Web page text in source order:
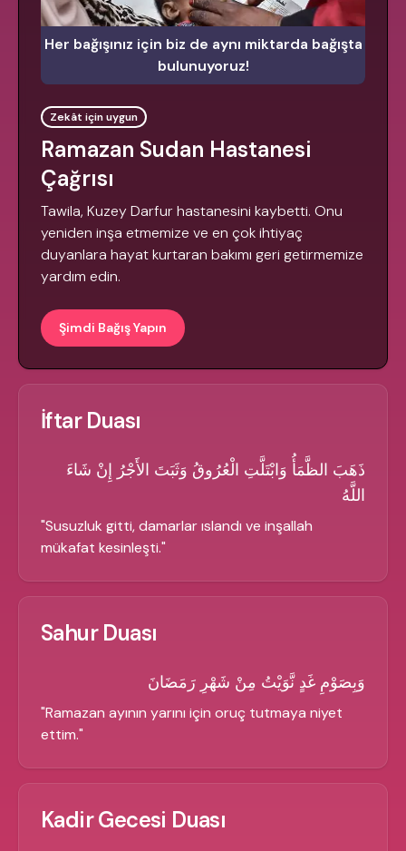
Her bağışınız için biz de aynı miktarda bağışta
bulunuyoruz!
Zekât için uygun
Ramazan Sudan Hastanesi
Çağrısı
Tawila, Kuzey Darfur hastanesini kaybetti. Onu
yeniden inşa etmemize ve en çok ihtiyaç
duyanlara hayat kurtaran bakımı geri getirmemize
yardım edin.
Şimdi Bağış Yapın
İftar Duası
ذَهَبَ الظَّمَأُ وَابْتَلَّتِ الْعُرُوقُ وَثَبَتَ الأَجْرُ إِنْ شَاءَ
اللَّهُ
"Susuzluk gitti, damarlar ıslandı ve inşallah
mükafat kesinleşti."
Sahur Duası
وَبِصَوْمِ غَدٍ نَّوَيْتُ مِنْ شَهْرِ رَمَضَانَ
"Ramazan ayının yarını için oruç tutmaya niyet
ettim."
Kadir Gecesi Duası